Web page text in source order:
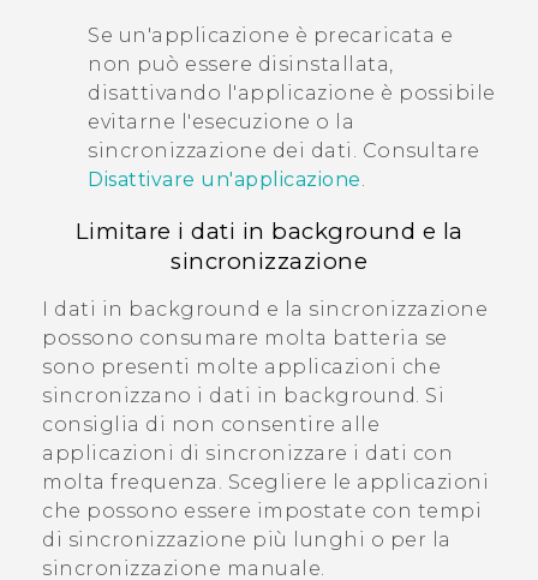
Se un'applicazione è precaricata e
non può essere disinstallata,
disattivando l'applicazione è possibile
evitarne l'esecuzione o la
sincronizzazione dei dati. Consultare
Disattivare un'applicazione
Limitare i dati in background e la
sincronizzazione
I dati in background e la sincronizzazione
possono consumare molta batteria se
sono presenti molte applicazioni che
sincronizzano i dati in background. Si
consiglia di non consentire alle
applicazioni di sincronizzare i dati con
molta frequenza. Scegliere le applicazioni
che possono essere impostate con tempi
di sincronizzazione più lunghi o per la
sincronizzazione manuale.